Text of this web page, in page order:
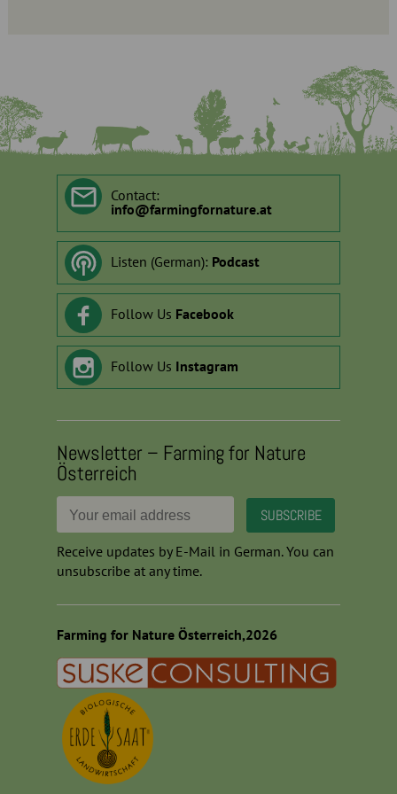
Contact:
info@farmingfornature.at
Listen (German): Podcast
Follow Us Facebook
Follow Us Instagram
Newsletter – Farming for Nature
Österreich
Receive updates by E-Mail in German. You can
unsubscribe at any time.
Farming for Nature Österreich,2026